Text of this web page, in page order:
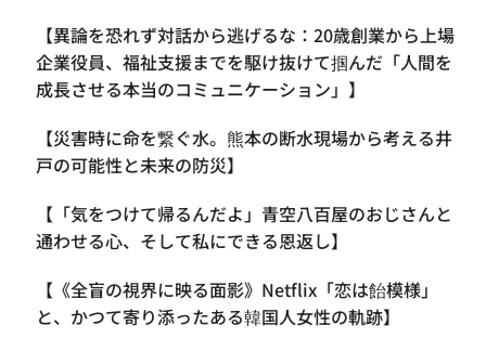
【異論を恐れず対話から逃げるな：20歳創業から上場
企業役員、福祉支援までを駆け抜けて掴んだ「人間を
成長させる本当のコミュニケーション」】
【災害時に命を繋ぐ水。熊本の断水現場から考える井
戸の可能性と未来の防災】
【「気をつけて帰るんだよ」青空八百屋のおじさんと
通わせる心、そして私にできる恩返し】
【《全盲の視界に映る面影》Netflix「恋は飴模様」
と、かつて寄り添ったある韓国人女性の軌跡】